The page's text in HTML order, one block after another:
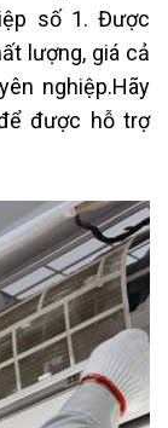
số 1. Được
lượng, giá cả
nghiệp.Hãy
được hỗ trợ